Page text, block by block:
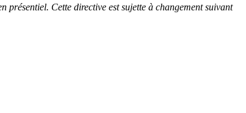
Cette directive est sujette à changement suivant